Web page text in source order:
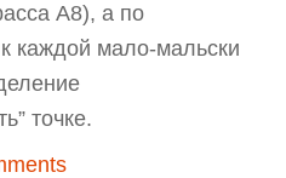
A8), а по
каждой мало-мальски
точке.
День 0 и 1. Дорога